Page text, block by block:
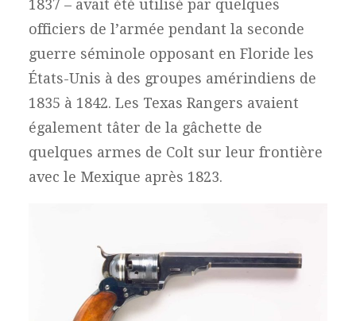
1837 – avait été utilisé par quelques
officiers de l’armée pendant la seconde
guerre séminole opposant en Floride les
États-Unis à des groupes amérindiens de
1835 à 1842. Les Texas Rangers avaient
également tâter de la gâchette de
quelques armes de Colt sur leur frontière
avec le Mexique après 1823.